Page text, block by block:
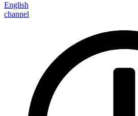
English
channel